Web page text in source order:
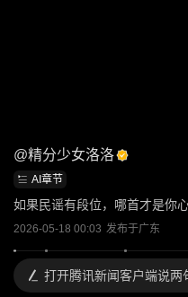
@精分少女洛洛
AI章节
如果民谣有段位，哪首才是你
2026-05-18 00:03 发布于广东
打开腾讯新闻客户端说两